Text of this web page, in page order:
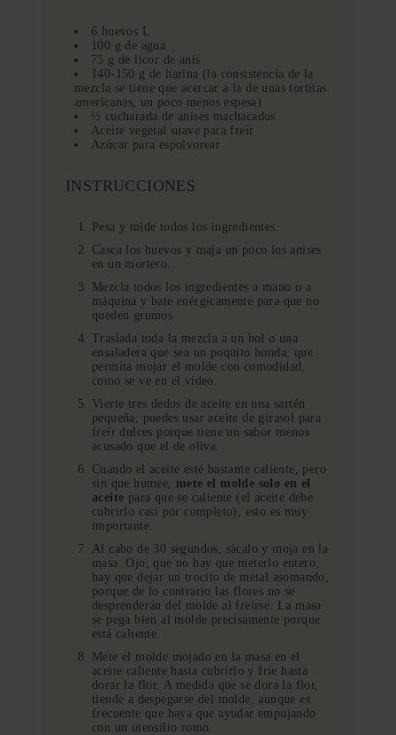
6 huevos L
100 g de agua
75 g de licor de anís
140-150 g de harina (la consistencia de la
mezcla se tiene que acercar a la de unas tortitas
americanas, un poco menos espesa)
½ cucharada de anises machacados
Aceite vegetal suave para freír
Azúcar para espolvorear
INSTRUCCIONES
Pesa y mide todos los ingredientes.
Casca los huevos y maja un poco los anises
en un mortero.
Mezcla todos los ingredientes a mano o a
máquina y bate enérgicamente para que no
queden grumos.
Traslada toda la mezcla a un bol o una
ensaladera que sea un poquito honda, que
permita mojar el molde con comodidad,
como se ve en el vídeo.
Vierte tres dedos de aceite en una sartén
pequeña; puedes usar aceite de girasol para
freír dulces porque tiene un sabor menos
acusado que el de oliva.
Cuando el aceite esté bastante caliente, pero
sin que humee, mete el molde solo en el
aceite para que se caliente (el aceite debe
cubrirlo casi por completo), esto es muy
importante.
Al cabo de 30 segundos, sácalo y moja en la
masa. Ojo, que no hay que meterlo entero,
hay que dejar un trocito de metal asomando,
porque de lo contrario las flores no se
desprenderán del molde al freírse. La masa
se pega bien al molde precisamente porque
está caliente.
Mete el molde mojado en la masa en el
aceite caliente hasta cubrirlo y fríe hasta
dorar la flor. A medida que se dora la flor,
tiende a despegarse del molde, aunque es
frecuente que haya que ayudar empujando
con un utensilio romo.